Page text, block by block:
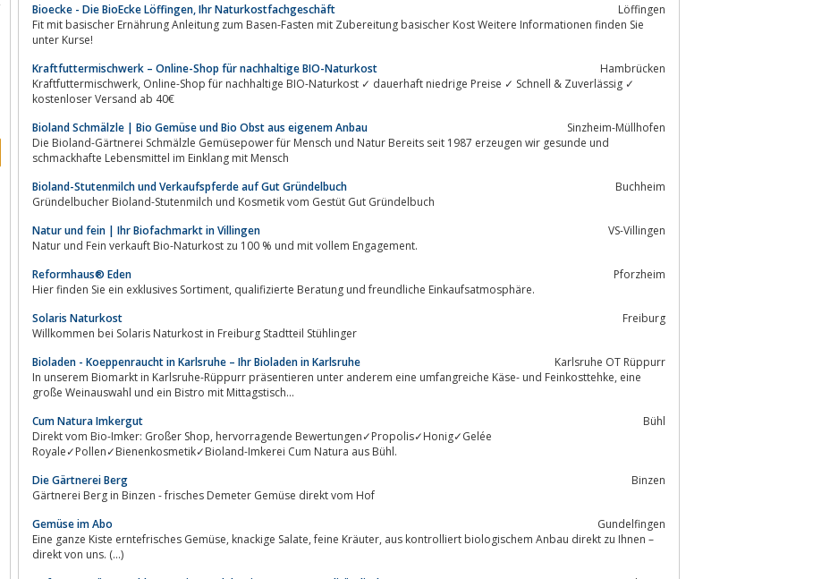
Bioecke - Die BioEcke Löffingen, Ihr Naturkostfachgeschäft
Löffingen
Fit mit basischer Ernährung Anleitung zum Basen-Fasten mit Zubereitung basischer Kost Weitere Informationen finden Sie
unter Kurse!
Kraftfuttermischwerk – Online-Shop für nachhaltige BIO-Naturkost
Hambrücken
Kraftfuttermischwerk, Online-Shop für nachhaltige BIO-Naturkost ✓ dauerhaft niedrige Preise ✓ Schnell & Zuverlässig ✓
kostenloser Versand ab 40€
Bioland Schmälzle | Bio Gemüse und Bio Obst aus eigenem Anbau
Sinzheim-Müllhofen
Die Bioland-Gärtnerei Schmälzle Gemüsepower für Mensch und Natur Bereits seit 1987 erzeugen wir gesunde und
schmackhafte Lebensmittel im Einklang mit Mensch
Bioland-Stutenmilch und Verkaufspferde auf Gut Gründelbuch
Buchheim
Gründelbucher Bioland-Stutenmilch und Kosmetik vom Gestüt Gut Gründelbuch
Natur und fein | Ihr Biofachmarkt in Villingen
VS-Villingen
Natur und Fein verkauft Bio-Naturkost zu 100 % und mit vollem Engagement.
Reformhaus® Eden
Pforzheim
Hier finden Sie ein exklusives Sortiment, qualifizierte Beratung und freundliche Einkaufsatmosphäre.
Solaris Naturkost
Freiburg
Willkommen bei Solaris Naturkost in Freiburg Stadtteil Stühlinger
Bioladen - Koeppenraucht in Karlsruhe – Ihr Bioladen in Karlsruhe
Karlsruhe OT Rüppurr
In unserem Biomarkt in Karlsruhe-Rüppurr präsentieren unter anderem eine umfangreiche Käse- und Feinkosttehke, eine
große Weinauswahl und ein Bistro mit Mittagstisch...
Cum Natura Imkergut
Bühl
Direkt vom Bio-Imker: Großer Shop, hervorragende Bewertungen✓Propolis✓Honig✓Gelée
Royale✓Pollen✓Bienenkosmetik✓Bioland-Imkerei Cum Natura aus Bühl.
Die Gärtnerei Berg
Binzen
Gärtnerei Berg in Binzen - frisches Demeter Gemüse direkt vom Hof
Gemüse im Abo
Gundelfingen
Eine ganze Kiste erntefrisches Gemüse, knackige Salate, feine Kräuter, aus kontrolliert biologischem Anbau direkt zu Ihnen –
direkt von uns. (...)